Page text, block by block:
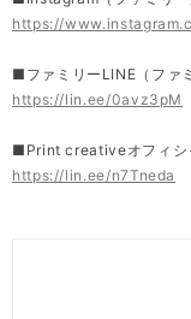
https://
■ファミリーLINE（ファ
https://lin.ee/0avz3pM
■Print creativeオフィシ
https://lin.ee/n7Tneda